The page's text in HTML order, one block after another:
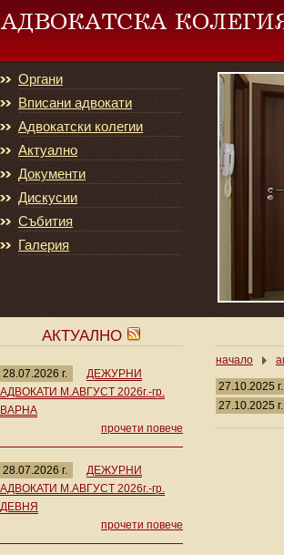
Органи
Вписани адвокати
Адвокатски колегии
Актуално
Документи
Дискусии
Събития
Галерия
АКТУАЛНО
28.07.2026 г.
ДЕЖУРНИ
АДВОКАТИ М.АВГУСТ 2026г.-гр.
ВАРНА
прочети повече
28.07.2026 г.
ДЕЖУРНИ
АДВОКАТИ М.АВГУСТ 2026г.-гр.
ДЕВНЯ
прочети повече
начало
27.10.2025 г.
27.10.2025 г.